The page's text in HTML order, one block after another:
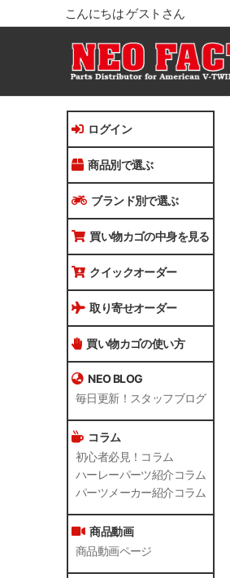
こんにちは ゲストさん
ログイン
商品別で選ぶ
ブランド別で選ぶ
買い物カゴの中身を見る
クイックオーダー
取り寄せオーダー
買い物カゴの使い方
NEO BLOG
毎日更新！スタッフブログ
コラム
初心者必見！コラム
ハーレーパーツ紹介コラム
パーツメーカー紹介コラム
商品動画
商品動画ページ